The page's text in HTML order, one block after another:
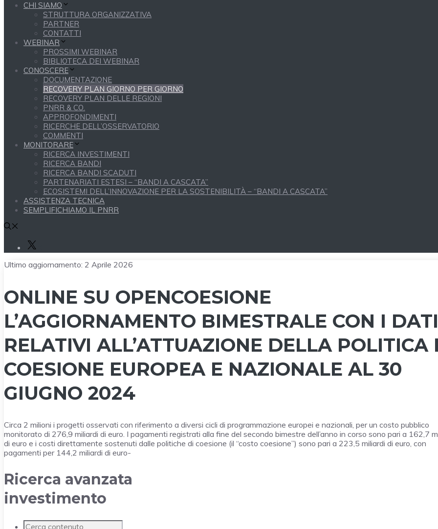
CHI SIAMO
STRUTTURA ORGANIZZATIVA
PARTNER
CONTATTI
WEBINAR
PROSSIMI WEBINAR
BIBLIOTECA DEI WEBINAR
CONOSCERE
DOCUMENTAZIONE
RECOVERY PLAN GIORNO PER GIORNO
RECOVERY PLAN DELLE REGIONI
PNRR & CO.
APPROFONDIMENTI
RICERCHE DELL’OSSERVATORIO
COMMENTI
MONITORARE
RICERCA INVESTIMENTI
RICERCA BANDI
RICERCA BANDI SCADUTI
PARTENARIATI ESTESI – “BANDI A CASCATA”
ECOSISTEMI DELL’INNOVAZIONE PER LA SOSTENIBILITÀ – “BANDI A CASCATA”
ASSISTENZA TECNICA
SEMPLIFICHIAMO IL PNRR
Ultimo aggiornamento: 2 Aprile 2026
ONLINE SU OPENCOESIONE
L’AGGIORNAMENTO BIMESTRALE CON I DATI
RELATIVI ALL’ATTUAZIONE DELLA POLITICA
COESIONE EUROPEA E NAZIONALE AL 30
GIUGNO 2024
Circa 2 milioni i progetti osservati con riferimento a diversi cicli di programmazione europei e nazionali, per un costo pubblico
monitorato di 276,9 miliardi di euro. I pagamenti registrati alla fine del secondo bimestre dell’anno in corso sono pari a 162,7
di euro e i costi direttamente sostenuti dalle politiche di coesione (il “costo coesione”) sono pari a 223,5 miliardi di euro, con
pagamenti per 144,2 miliardi di euro-
Ricerca avanzata
investimento